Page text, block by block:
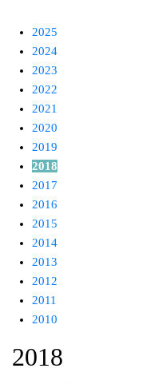
2025
2024
2023
2022
2021
2020
2019
2018
2017
2016
2015
2014
2013
2012
2011
2010
2018